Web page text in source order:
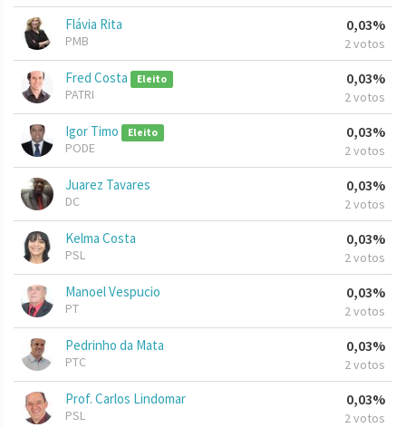
Flávia Rita
PMB
0,03%
2 votos
Fred Costa Eleito
PATRI
0,03%
2 votos
Igor Timo Eleito
PODE
0,03%
2 votos
Juarez Tavares
DC
0,03%
2 votos
Kelma Costa
PSL
0,03%
2 votos
Manoel Vespucio
PT
0,03%
2 votos
Pedrinho da Mata
PTC
0,03%
2 votos
Prof. Carlos Lindomar
PSL
0,03%
2 votos